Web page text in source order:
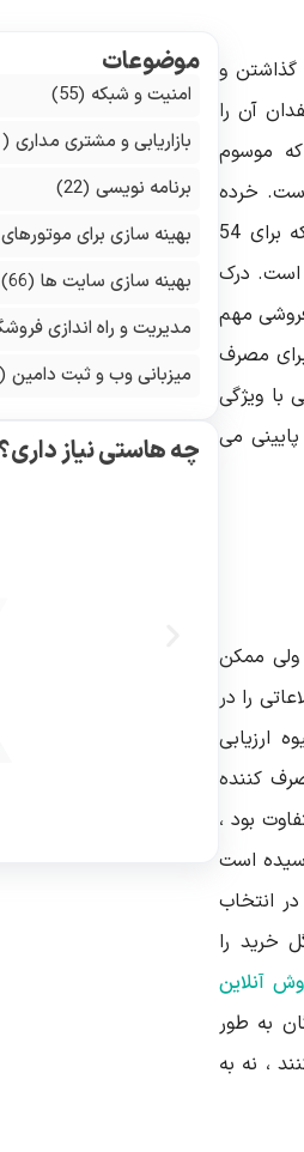
و
، حرکتی که منتفدان آن را
موسوم
خرده
فروشان معمولا از دو عدد مهم استفاده می کنند: رتبه میانگین محصول که برای 54
نظرات که برای 46 درصد مهم است. درک
مهم
مصرف
با ویژگی
می
ولی ممکن
را در
ارزیابی
کننده
بود ،
است
انتخاب
خرید را
آنلاین
به طور
، نه به
موضوعات
امنیت و شبکه (55)
بازاریابی و مشتری مداری (1)
برنامه نویسی (22)
بهینه سازی برای
بهینه سازی سایت ها (66)
مدیریت و راه اندازی
میزبانی وب و ثبت دامین (63)
چه هاستی نیاز داری؟